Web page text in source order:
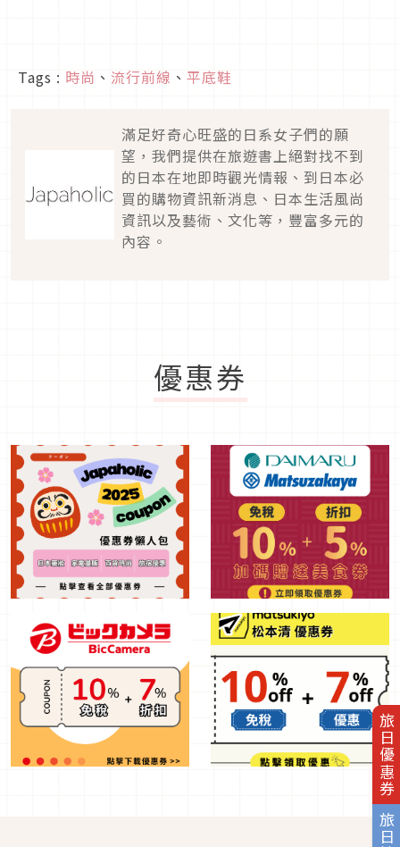
旅日優惠券
Tags : 時尚 、 流行前線 、 平底鞋
滿足好奇心旺盛的日系女子們的願
望，我們提供在旅遊書上絕對找不到
的日本在地即時觀光情報、到日本必
買的購物資訊新消息、日本生活風尚
資訊以及藝術、文化等，豐富多元的
內容。
優惠券